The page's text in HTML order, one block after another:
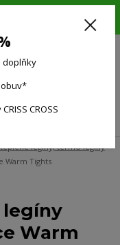
oblečení a doplňky !!!
legíny, termo legíny
Warm Tights
legíny
Warm
doplňky
CROSS